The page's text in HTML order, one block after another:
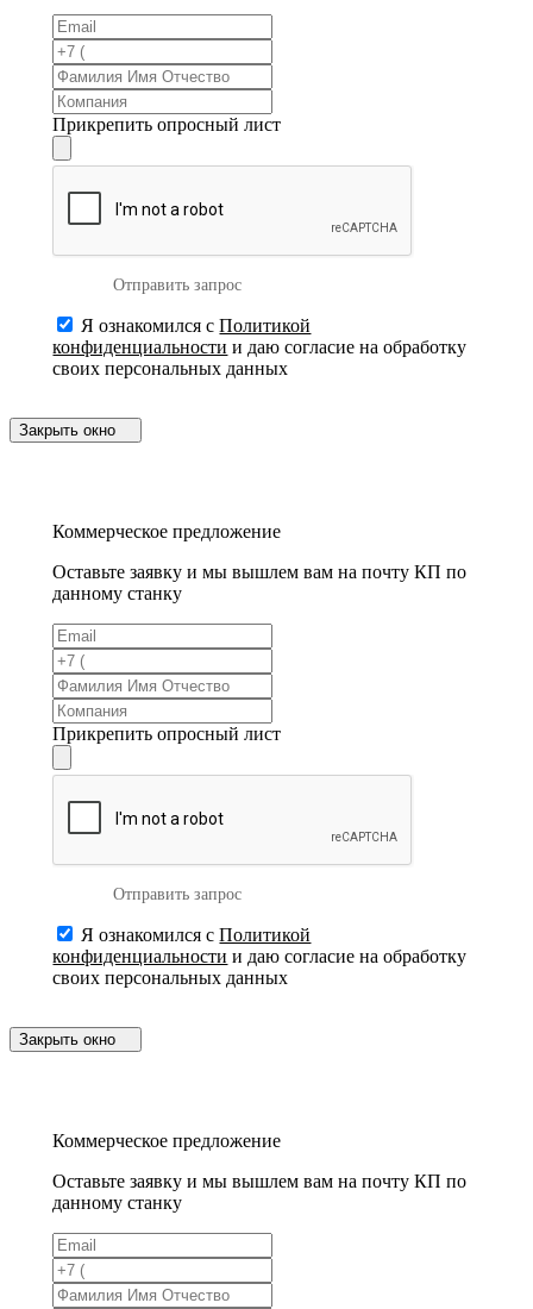
Прикрепить опросный лист
Отправить запрос
Я ознакомился сПолитикой
конфиденциальности и даю согласие на обработку
своих персональных данных
Закрыть окно
Коммерческое предложение
Оставьте заявку и мы вышлем вам на почту КП по
данному станку
Прикрепить опросный лист
Отправить запрос
Я ознакомился сПолитикой
конфиденциальности и даю согласие на обработку
своих персональных данных
Закрыть окно
Коммерческое предложение
Оставьте заявку и мы вышлем вам на почту КП по
данному станку